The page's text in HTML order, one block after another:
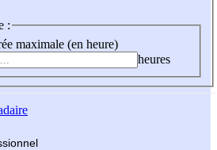
:
maximale (en heure)
heures